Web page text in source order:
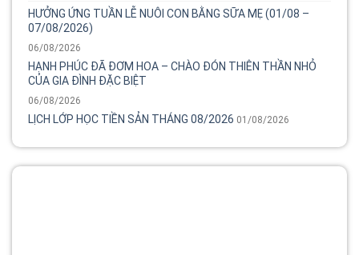
HƯỞNG ỨNG TUẦN LỄ NUÔI CON BẰNG SỮA MẸ (01/08 –
07/08/2026)
06/08/2026
HẠNH PHÚC ĐÃ ĐƠM HOA – CHÀO ĐÓN THIÊN THẦN NHỎ
CỦA GIA ĐÌNH ĐẶC BIỆT
06/08/2026
LỊCH LỚP HỌC TIỀN SẢN THÁNG 08/2026 01/08/2026